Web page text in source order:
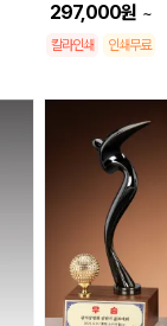
297,000원 ~
칼라인쇄 인쇄무료